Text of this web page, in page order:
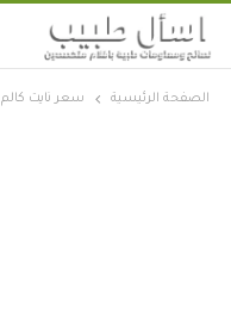
الصفحة الرئيسية سعر نايت كالم